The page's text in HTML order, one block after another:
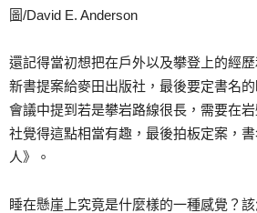
圖/David E. Anderson
還記得當初想把在戶外以及攀登上的經
新書提案給麥田出版社，最後要定書名
會議中提到若是攀岩路線很長，需要在
社覺得這點相當有趣，最後拍板定案，
人》。
睡在懸崖上究竟是什麼樣的一種感覺？